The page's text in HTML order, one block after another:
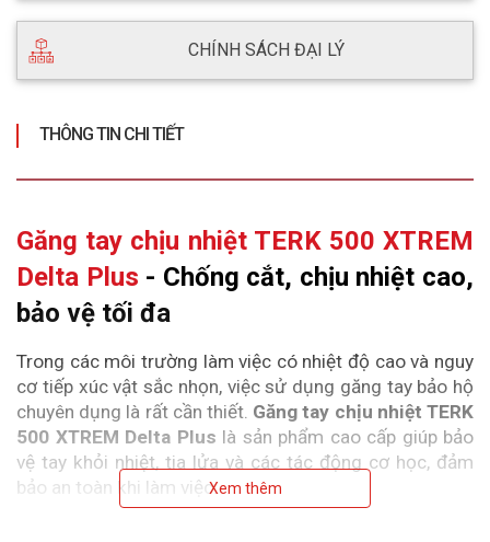
CHÍNH SÁCH ĐẠI LÝ
THÔNG TIN CHI TIẾT
Găng tay chịu nhiệt TERK 500 XTREM
Delta Plus - Chống cắt, chịu nhiệt cao,
bảo vệ tối đa
Trong các môi trường làm việc có nhiệt độ cao và nguy
cơ tiếp xúc vật sắc nhọn, việc sử dụng găng tay bảo hộ
chuyên dụng là rất cần thiết. Găng tay chịu nhiệt TERK
500 XTREM Delta Plus là sản phẩm cao cấp giúp bảo
vệ tay khỏi nhiệt, tia lửa và các tác động cơ học, đảm
bảo an toàn khi làm việc.Xem thêm